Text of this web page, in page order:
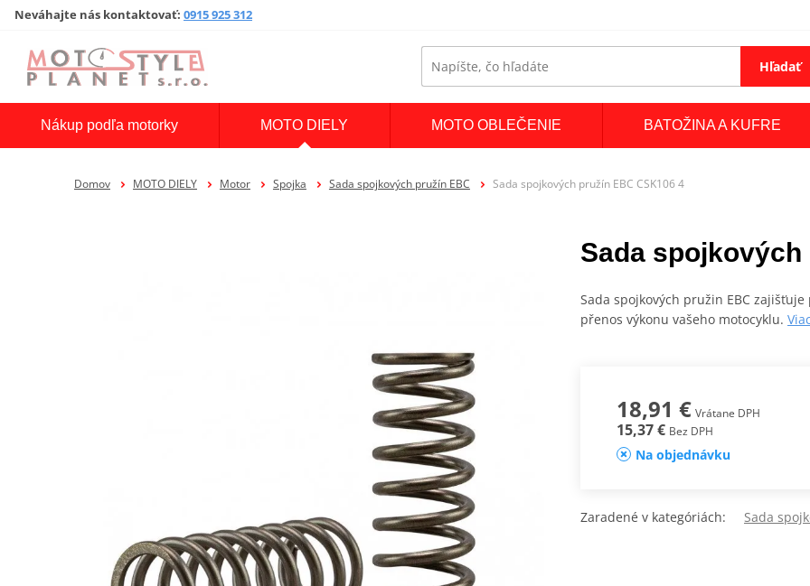
Neváhajte nás kontaktovať: 0915 925 312
Hľadať
Nákup podľa motorky MOTO DIELY MOTO OBLEČENIE BATOŽINA A KUFRE
Domov MOTO DIELY Motor Spojka Sada spojkových pružín EBC Sada spojkových pružín EBC CSK106 4
Sada spojkových
Sada spojkových pružin EBC
přenos výkonu vašeho motocyklu.
18,91 € Vrátane DPH
15,37 € Bez DPH
Na objednávku
Zaradené v kategóriách: Sada